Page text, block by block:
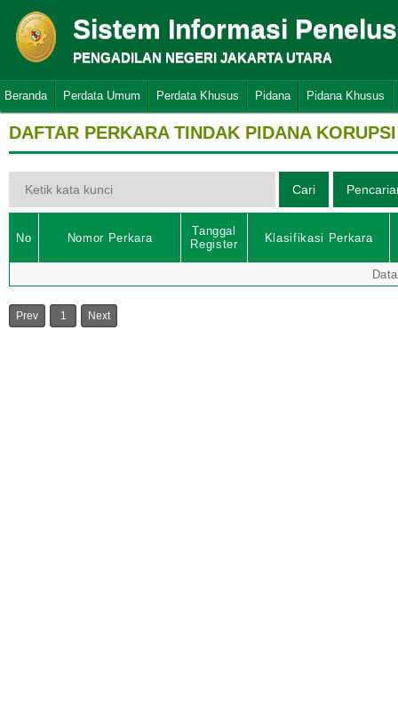
Sistem Informasi
PENGADILAN NEGERI JAKARTA UTARA
Beranda Perdata Umum Perdata Khusus Pidana Pidana Khusus
DAFTAR PERKARA TINDAK PIDANA KORUPSI
No Nomor Perkara
Tanggal
Register
Klasifikasi Perkara
Prev 1 Next